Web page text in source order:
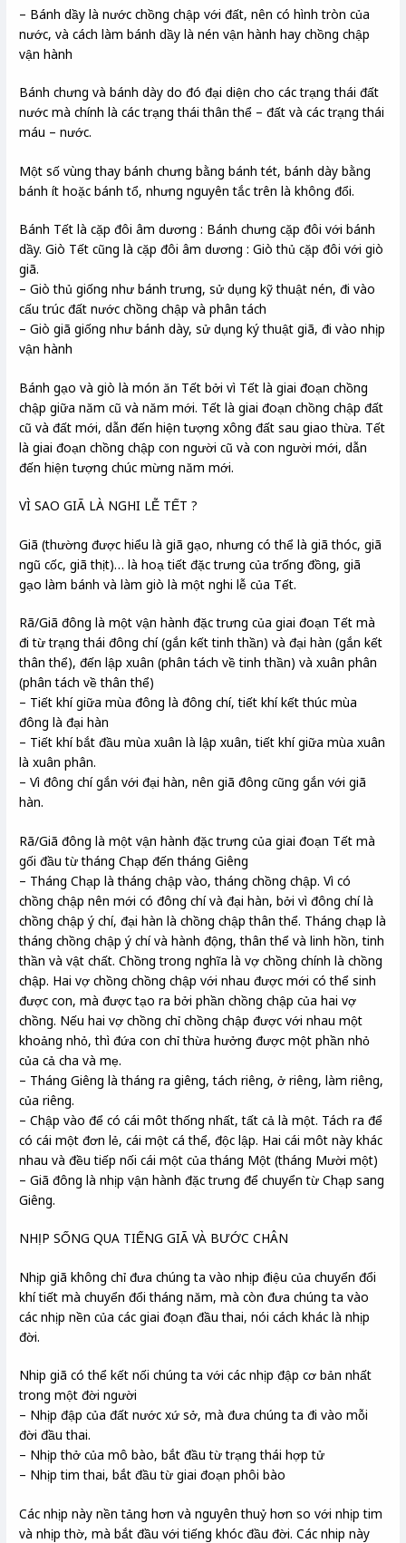
– Bánh dầy là nước chồng chập với đất, nên có hình tròn của
nước, và cách làm bánh dầy là nén vận hành hay chồng chập
vận hành
Bánh chưng và bánh dày do đó đại diện cho các trạng thái đất
nước mà chính là các trạng thái thân thể – đất và các trạng thái
máu – nước.
Một số vùng thay bánh chưng bằng bánh tét, bánh dày bằng
bánh ít hoặc bánh tổ, nhưng nguyên tắc trên là không đổi.
Bánh Tết là cặp đôi âm dương : Bánh chưng cặp đôi với bánh
dầy. Giò Tết cũng là cặp đôi âm dương : Giò thủ cặp đôi với giò
giã.
– Giò thủ giống như bánh trưng, sử dụng kỹ thuật nén, đi vào
cấu trúc đất nước chồng chập và phân tách
– Giò giã giống như bánh dày, sử dụng ký thuật giã, đi vào nhịp
vận hành
Bánh gạo và giò là món ăn Tết bởi vì Tết là giai đoạn chồng
chập giữa năm cũ và năm mới. Tết là giai đoạn chồng chập đất
cũ và đất mới, dẫn đến hiện tượng xông đất sau giao thừa. Tết
là giai đoạn chồng chập con người cũ và con người mới, dẫn
đến hiện tượng chúc mừng năm mới.
VÌ SAO GIÃ LÀ NGHI LỄ TẾT ?
Giã (thường được hiểu là giã gạo, nhưng có thể là giã thóc, giã
ngũ cốc, giã thịt)… là hoạ tiết đặc trưng của trống đồng, giã
gạo làm bánh và làm giò là một nghi lễ của Tết.
Rã/Giã đông là một vận hành đặc trưng của giai đoạn Tết mà
đi từ trạng thái đông chí (gắn kết tinh thần) và đại hàn (gắn kết
thân thể), đến lập xuân (phân tách về tinh thần) và xuân phân
(phân tách về thân thể)
– Tiết khí giữa mùa đông là đông chí, tiết khí kết thúc mùa
đông là đại hàn
– Tiết khí bắt đầu mùa xuân là lập xuân, tiết khí giữa mùa xuân
là xuân phân.
– Vì đông chí gắn với đại hàn, nên giã đông cũng gắn với giã
hàn.
Rã/Giã đông là một vận hành đặc trưng của giai đoạn Tết mà
gối đầu từ tháng Chạp đến tháng Giêng
– Tháng Chạp là tháng chập vào, tháng chồng chập. Vì có
chồng chập nên mới có đông chí và đại hàn, bởi vì đông chí là
chồng chập ý chí, đại hàn là chồng chập thân thể. Tháng chạp là
tháng chồng chập ý chí và hành động, thân thể và linh hồn, tinh
thần và vật chất. Chồng trong nghĩa là vợ chồng chính là chồng
chập. Hai vợ chồng chồng chập với nhau được mới có thể sinh
được con, mà được tạo ra bởi phần chồng chập của hai vợ
chồng. Nếu hai vợ chồng chỉ chồng chập được với nhau một
khoảng nhỏ, thì đứa con chỉ thừa hưởng được một phần nhỏ
của cả cha và mẹ.
– Tháng Giêng là tháng ra giêng, tách riêng, ở riêng, làm riêng,
của riêng.
– Chập vào để có cái môt thống nhất, tất cả là một. Tách ra để
có cái một đơn lẻ, cái một cá thể, độc lập. Hai cái môt này khác
nhau và đều tiếp nối cái một của tháng Một (tháng Mười một)
– Giã đông là nhịp vận hành đặc trưng để chuyển từ Chạp sang
Giêng.
NHỊP SỐNG QUA TIẾNG GIÃ VÀ BƯỚC CHÂN
Nhịp giã không chỉ đưa chúng ta vào nhịp điệu của chuyển đổi
khí tiết mà chuyển đổi tháng năm, mà còn đưa chúng ta vào
các nhịp nền của các giai đoạn đầu thai, nói cách khác là nhịp
đời.
Nhip giã có thể kết nối chúng ta với các nhịp đập cơ bản nhất
trong một đời người
– Nhịp đập của đất nước xứ sở, mà đưa chúng ta đi vào mỗi
đời đầu thai.
– Nhịp thở của mô bào, bắt đầu từ trạng thái hợp tử
– Nhịp tim thai, bắt đầu từ giai đoạn phôi bào
Các nhịp này nền tảng hơn và nguyên thuỷ hơn so với nhịp tim
và nhịp thờ, mà bắt đầu với tiếng khóc đầu đời. Các nhip này